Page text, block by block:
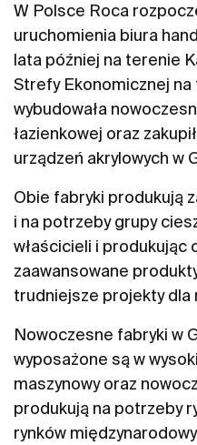
W Polsce Roca
uruchomienia biura
lata później na terenie
Strefy Ekonomicznej
wybudowała
łazienkowej oraz
urządzeń akrylowych w
Obie fabryki produkują
i na potrzeby grupy
właścicieli i produkując
zaawansowane
trudniejsze projekty dla
Nowoczesne fabryki w
wyposażone są w
maszynowy oraz
produkują na
rynków